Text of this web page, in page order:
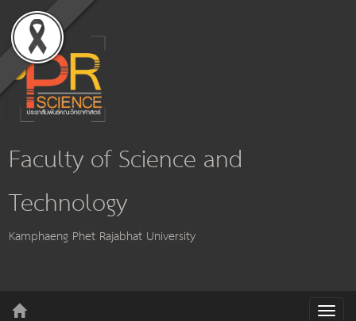
Faculty of Science and
Technology
Kamphaeng Phet Rajabhat University
T